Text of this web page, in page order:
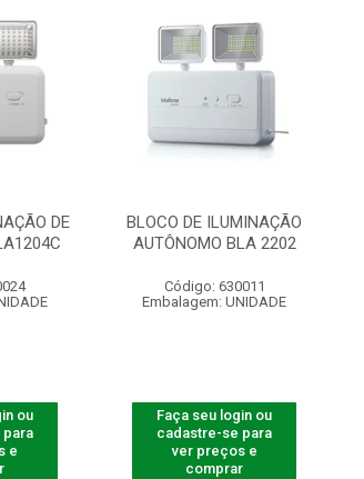
DE
ou
e
BLOCO DE ILUMINAÇÃO
AUTÔNOMO BLA 2202
Código: 630011
Embalagem: UNIDADE
Faça seu login ou
cadastre-se para
ver preços e
comprar